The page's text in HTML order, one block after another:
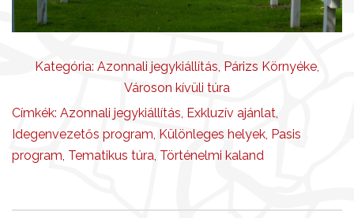
Kategória: Azonnali jegykiállítás, Párizs Környéke,
Városon kívüli túra
Címkék: Azonnali jegykiállítás, Exkluzív ajánlat,
Idegenvezetős program, Különleges helyek, Pasis
program, Tematikus túra, Történelmi kaland